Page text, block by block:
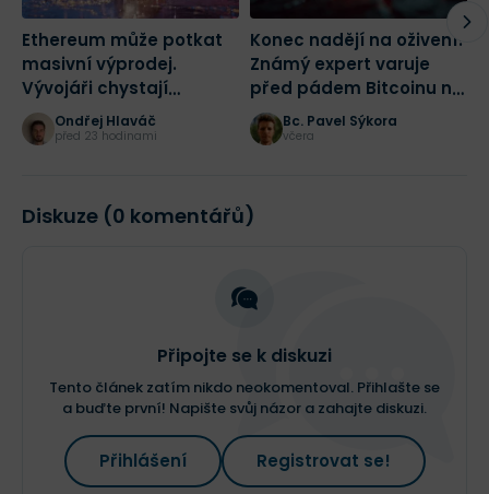
Ethereum může potkat
masivní výprodej.
Vývojáři chystají
radikální změnu sítě
Ondřej Hlaváč
před 23 hodinami
Konec nadějí na oživení?
Známý expert varuje
před pádem Bitcoinu na
43 500 dolarů
Bc. Pavel Sýkora
včera
Diskuze (0 komentářů)
Připojte se k diskuzi
Tento článek zatím nikdo neokomentoval. Přihlašte se
a buďte první! Napište svůj názor a zahajte diskuzi.
Přihlášení Registrovat se!